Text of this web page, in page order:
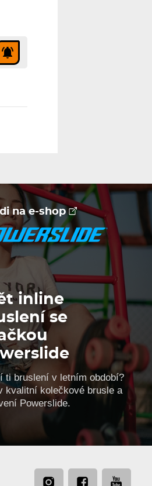
na e-shop
inline
se
ti bruslení v letním období?
kvalitní kolečkové brusle a
Powerslide.